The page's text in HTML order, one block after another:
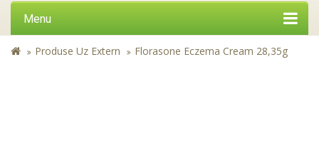
Menu
Produse Uz Extern Florasone Eczema Cream 28,35g